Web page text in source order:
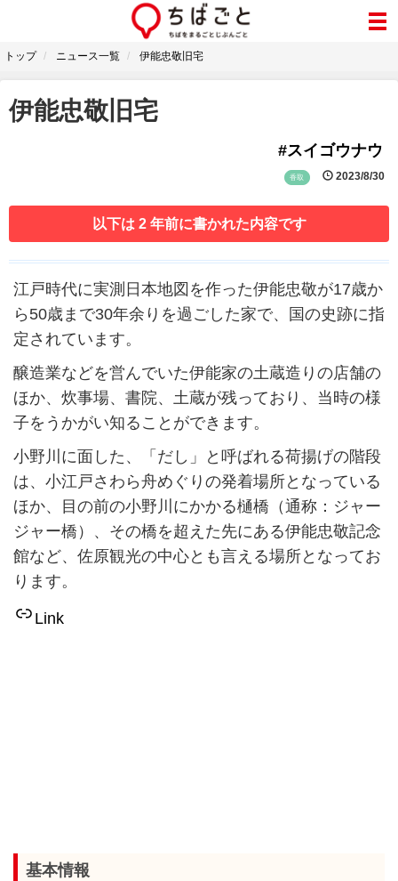
トップ ニュース一覧 伊能忠敬旧宅
伊能忠敬旧宅
#スイゴウナウ
香取 2023/8/30
以下は 2 年前に書かれた内容です
江戸時代に実測日本地図を作った伊能忠敬が17歳か
ら50歳まで30年余りを過ごした家で、国の史跡に指
定されています。
醸造業などを営んでいた伊能家の土蔵造りの店舗の
ほか、炊事場、書院、土蔵が残っており、当時の様
子をうかがい知ることができます。
小野川に面した、「だし」と呼ばれる荷揚げの階段
は、小江戸さわら舟めぐりの発着場所となっている
ほか、目の前の小野川にかかる樋橋（通称：ジャー
ジャー橋）、その橋を超えた先にある伊能忠敬記念
館など、佐原観光の中心とも言える場所となってお
ります。
Link
基本情報